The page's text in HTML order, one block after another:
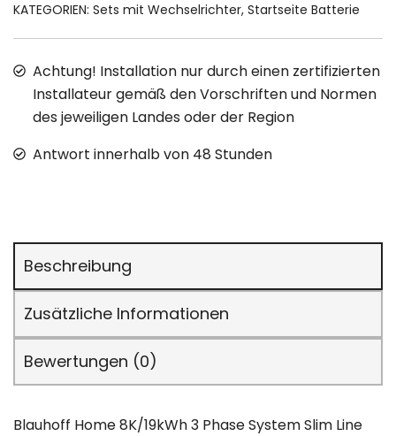
KATEGORIEN: Sets mit Wechselrichter, Startseite Batterie
Achtung! Installation nur durch einen zertifizierten
Installateur gemäß den Vorschriften und Normen
des jeweiligen Landes oder der Region
Antwort innerhalb von 48 Stunden
Beschreibung
Zusätzliche Informationen
Bewertungen (0)
Blauhoff Home 8K/19kWh 3 Phase System Slim Line